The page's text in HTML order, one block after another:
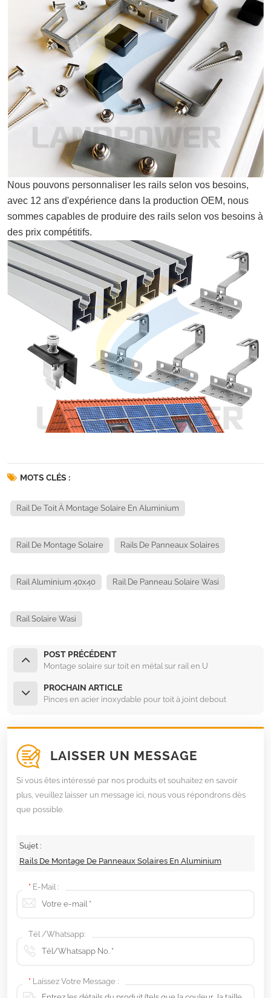
Nous pouvons personnaliser les rails selon vos besoins,
avec 12 ans d'expérience dans la production OEM, nous
sommes capables de produire des rails selon vos besoins à
des prix compétitifs.
MOTS CLÉS :
Rail De Toit À Montage Solaire En Aluminium
Rail De Montage Solaire Rails De Panneaux Solaires
Rail Aluminium 40x40 Rail De Panneau Solaire Wasi
Rail Solaire Wasi
POST PRÉCÉDENT
Montage solaire sur toit en métal sur rail en U
PROCHAIN ARTICLE
Pinces en acier inoxydable pour toit à joint debout
LAISSER UN MESSAGE
Si vous êtes intéressé par nos produits et souhaitez en savoir
plus, veuillez laisser un message ici, nous vous répondrons dès
que possible.
Sujet :
Rails De Montage De Panneaux Solaires En Aluminium
* E-Mail :
Tél /Whatsapp:
* Laissez Votre Message :